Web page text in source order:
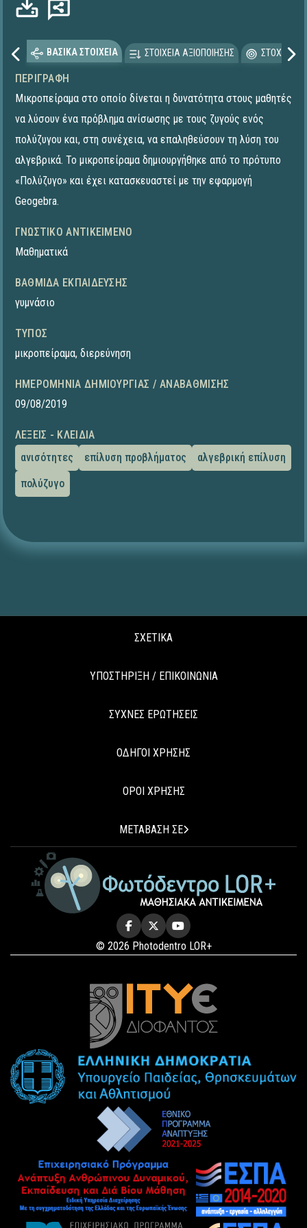
ΒΑΣΙΚΑ ΣΤΟΙΧΕΙΑ ΣΤΟΙΧΕΙΑ ΑΞΙΟΠΟΙΗΣΗΣ
ΠΕΡΙΓΡΑΦΉ
Μικροπείραμα στο οποίο δίνεται η δυνατότητα στους μαθητές
να λύσουν ένα πρόβλημα ανίσωσης με τους ζυγούς ενός
πολύζυγου και, στη συνέχεια, να επαληθεύσουν τη λύση του
αλγεβρικά. Το μικροπείραμα δημιουργήθηκε από το πρότυπο
«Πολύζυγο» και έχει κατασκευαστεί με την εφαρμογή
Geogebra.
ΓΝΩΣΤΙΚΌ ΑΝΤΙΚΕΊΜΕΝΟ
Μαθηματικά
ΒΑΘΜΊΔΑ ΕΚΠΑΊΔΕΥΣΗΣ
γυμνάσιο
ΤΎΠΟΣ
μικροπείραμα, διερεύνηση
ΗΜΕΡΟΜΗΝΊΑ ΔΗΜΙΟΥΡΓΊΑΣ / ΑΝΑΒΆΘΜΙΣΗΣ
09/08/2019
ΛΈΞΕΙΣ - ΚΛΕΙΔΙΆ
ανισότητες
επίλυση προβλήματος
αλγεβρική επίλυση
πολύζυγο
ΣΧΕΤΙΚΑ
ΥΠΟΣΤΗΡΙΞΗ / ΕΠΙΚΟΙΝΩΝΙΑ
ΣΥΧΝΕΣ ΕΡΩΤΗΣΕΙΣ
ΟΔΗΓΟΙ ΧΡΗΣΗΣ
ΟΡΟΙ ΧΡΗΣΗΣ
ΜΕΤΑΒΑΣΗ ΣΕ
© 2026 Photodentro LOR+